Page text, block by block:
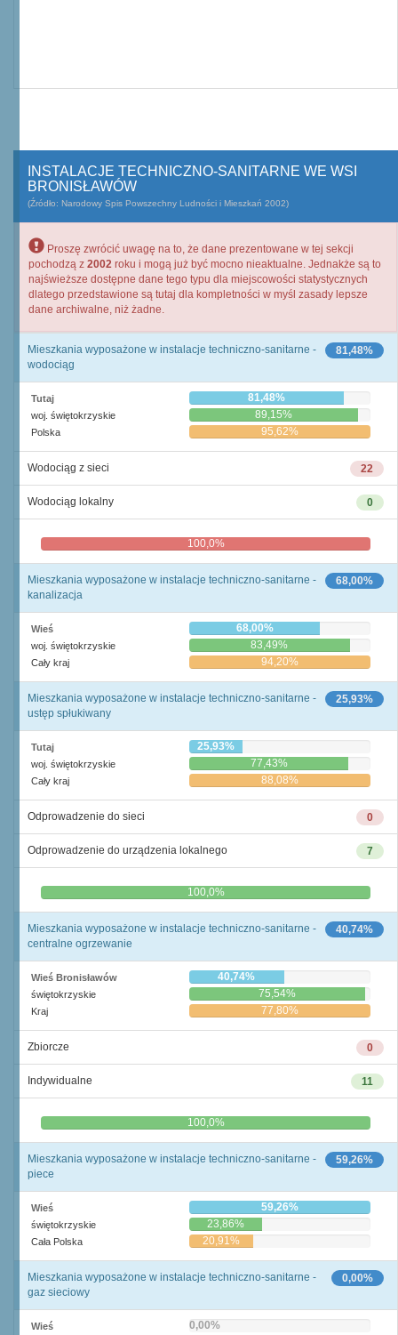
INSTALACJE TECHNICZNO-SANITARNE WE WSI
BRONISŁAWÓW
(Źródło: Narodowy Spis Powszechny Ludności i Mieszkań 2002)
Proszę zwrócić uwagę na to, że dane prezentowane w tej sekcji
pochodzą z 2002 roku i mogą już być mocno nieaktualne. Jednakże są to
najświeższe dostępne dane tego typu dla miejscowości statystycznych
dlatego przedstawione są tutaj dla kompletności w myśl zasady lepsze
dane archiwalne, niż żadne.
81,48%
Mieszkania wyposażone w instalacje techniczno-sanitarne -
wodociąg
Tutaj 81,48%
woj. świętokrzyskie 89,15%
Polska 95,62%
22
Wodociąg z sieci
0
Wodociąg lokalny
100,0%
68,00%
Mieszkania wyposażone w instalacje techniczno-sanitarne -
kanalizacja
Wieś 68,00%
woj. świętokrzyskie 83,49%
Cały kraj 94,20%
25,93%
Mieszkania wyposażone w instalacje techniczno-sanitarne -
ustęp spłukiwany
Tutaj 25,93%
woj. świętokrzyskie 77,43%
Cały kraj 88,08%
0
Odprowadzenie do sieci
7
Odprowadzenie do urządzenia lokalnego
0,0% 100,0%
40,74%
Mieszkania wyposażone w instalacje techniczno-sanitarne -
centralne ogrzewanie
Wieś Bronisławów 40,74%
świętokrzyskie 75,54%
Kraj 77,80%
0
Zbiorcze
11
Indywidualne
0,0% 100,0%
59,26%
Mieszkania wyposażone w instalacje techniczno-sanitarne -
piece
Wieś 59,26%
świętokrzyskie 23,86%
Cała Polska 20,91%
0,00%
Mieszkania wyposażone w instalacje techniczno-sanitarne -
gaz sieciowy
Wieś 0,00%